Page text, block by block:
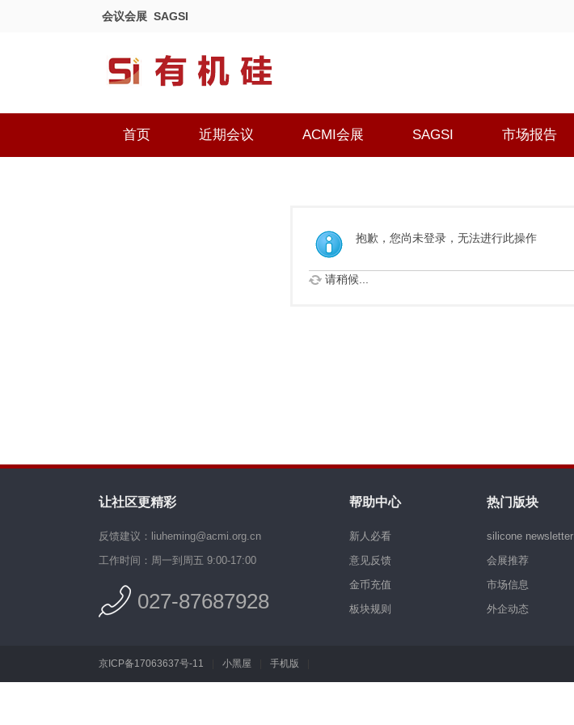
会议会展 SAGSI
首页 近期会议 ACMI会展 SAGSI 市场报告
抱歉，您尚未登录，无法进行此操作
请稍候...
让社区更精彩
反馈建议：liuheming@acmi.org.cn
工作时间：周一到周五 9:00-17:00
027-87687928
帮助中心
新人必看
意见反馈
金币充值
板块规则
热门版块
silicone newsletter
会展推荐
市场信息
外企动态
京ICP备17063637号-11 小黑屋 手机版